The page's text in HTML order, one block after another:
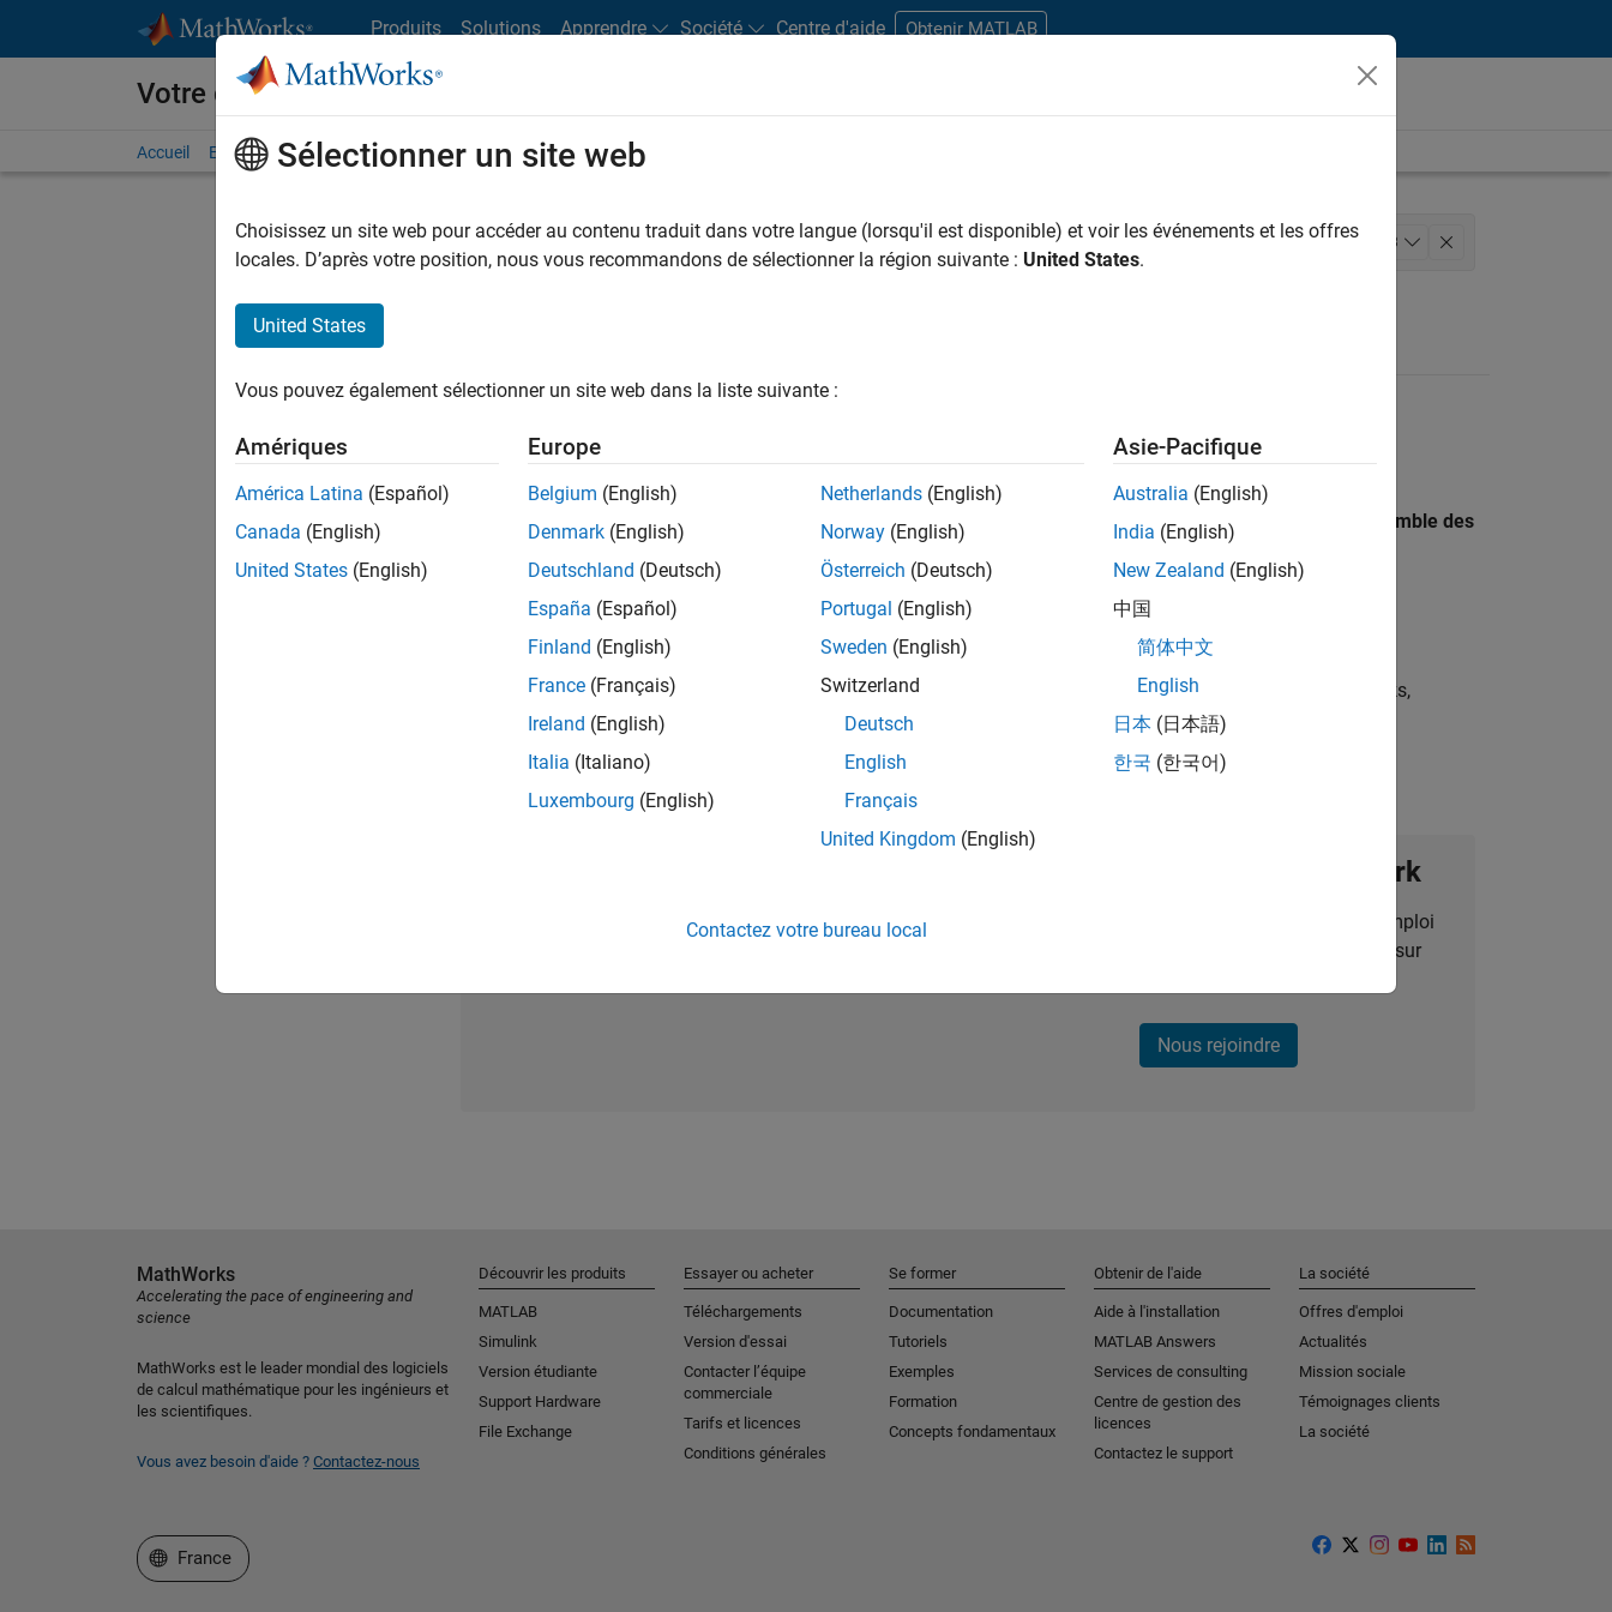
Produits Solutions Apprendre Société Centre d'aide Obtenir MATLAB
Votre carrière chez MathWorks
Accueil Explorer nos opportunités Adresses de nos bureaux Étudiants et carrières
FILTRER PAR Support avancé Applications et outils commerciaux Développement de produits 3
Les descriptions de poste n’ont pas toutes été traduites. Effectuez une recherche par lieu pour trouver l’ensemble des
opportunités de votre région.
Senior Software Quality Engineer
Senior Software Quality Engineer
FR-Meudon| Ingénierie de la qualité | Expérimenté(e)
Leverage your C/C++ development skills to design and develop test strategies, scalable test frameworks,
automated test suites, Hands-on testing for Polyspace.
Rejoignez notre Talent Network
Recevez des alertes pour des opportunités d'emploi
personnalisées, des articles et des actualités sur
Nous rejoindre
Sélectionner un site web
Choisissez un site web pour accéder au contenu traduit dans votre langue (lorsqu'il est disponible) et voir les événements et les offres
locales. D’après votre position, nous vous recommandons de sélectionner la région suivante : United States.
United States
Vous pouvez également sélectionner un site web dans la liste suivante :
Amériques
América Latina (Español)
Canada (English)
United States (English)
Europe
Belgium (English)
Denmark (English)
Deutschland (Deutsch)
España (Español)
Finland (English)
France (Français)
Ireland (English)
Italia (Italiano)
Luxembourg (English)
Netherlands (English)
Norway (English)
Österreich (Deutsch)
Portugal (English)
Sweden (English)
Switzerland
Deutsch
English
Français
United Kingdom (English)
Asie-Pacifique
Australia (English)
India (English)
New Zealand (English)
中国
简体中文
English
日本 (日本語)
한국 (한국어)
Contactez votre bureau local
MathWorks
Accelerating the pace of engineering and
science
MathWorks est le leader mondial des logiciels
de calcul mathématique pour les ingénieurs et
les scientifiques.
Vous avez besoin d'aide ? Contactez-nous
Découvrir les produits
MATLAB
Simulink
Version étudiante
Support Hardware
File Exchange
Essayer ou acheter
Téléchargements
Version d'essai
Contacter l’équipe
commerciale
Tarifs et licences
Conditions générales
Se former
Documentation
Tutoriels
Exemples
Formation
Concepts fondamentaux
Obtenir de l'aide
Aide à l'installation
MATLAB Answers
Services de consulting
Centre de gestion des
licences
Contactez le support
La société
Offres d'emploi
Actualités
Mission sociale
Témoignages clients
La société
Sélectionner un site web
France